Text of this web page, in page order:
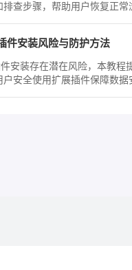
查步骤，帮助用户恢复正常
件安装风险与防护方法
件安装存在潜在风险，本教程
安全使用扩展插件保障数据